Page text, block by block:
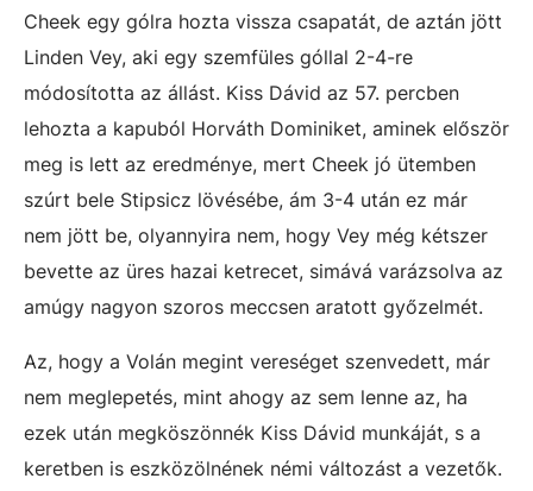
Cheek egy gólra hozta vissza csapatát, de aztán jött
Linden Vey, aki egy szemfüles góllal 2-4-re
módosította az állást. Kiss Dávid az 57. percben
lehozta a kapuból Horváth Dominiket, aminek először
meg is lett az eredménye, mert Cheek jó ütemben
szúrt bele Stipsicz lövésébe, ám 3-4 után ez már
nem jött be, olyannyira nem, hogy Vey még kétszer
bevette az üres hazai ketrecet, simává varázsolva az
amúgy nagyon szoros meccsen aratott győzelmét.
Az, hogy a Volán megint vereséget szenvedett, már
nem meglepetés, mint ahogy az sem lenne az, ha
ezek után megköszönnék Kiss Dávid munkáját, s a
keretben is eszközölnének némi változást a vezetők.